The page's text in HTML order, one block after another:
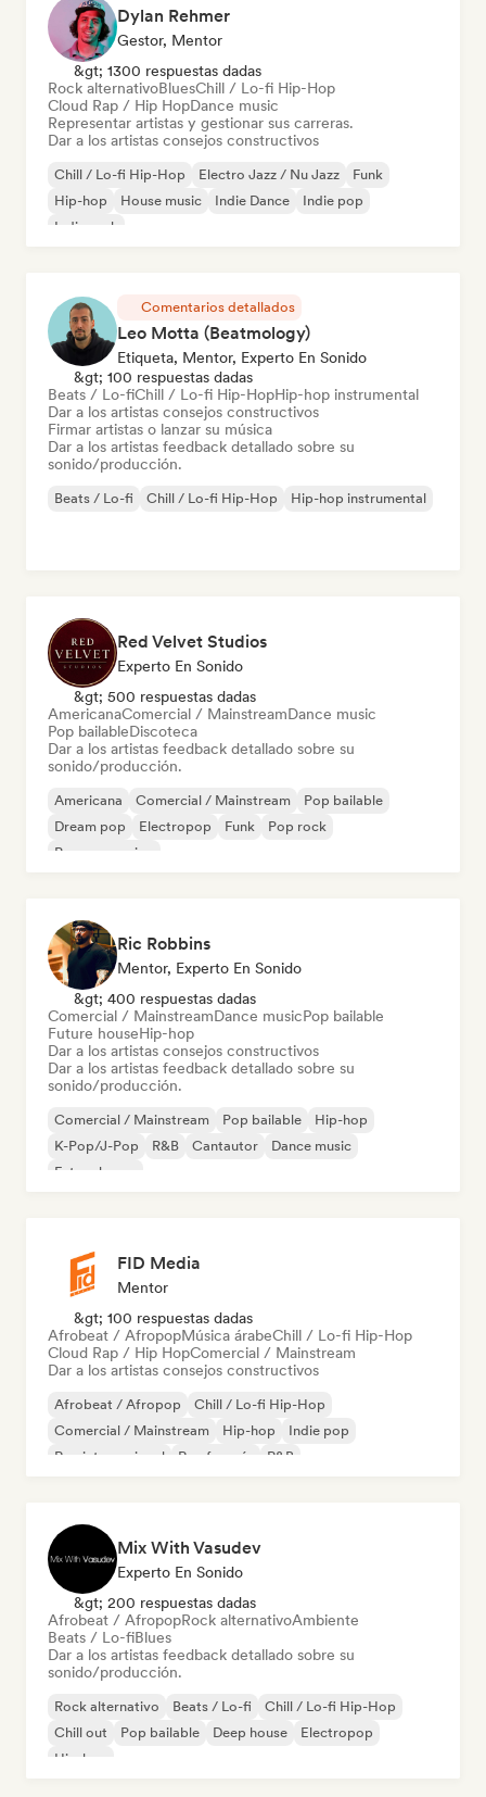
Dylan Rehmer
Gestor, Mentor
&gt; 1300 respuestas dadas
Rock alternativoBluesChill / Lo-fi Hip-Hop
Cloud Rap / Hip HopDance music
Representar artistas y gestionar sus carreras.
Dar a los artistas consejos constructivos
Chill / Lo-fi Hip-Hop Electro Jazz / Nu Jazz
Funk
Hip-hop
House music Indie Dance
Indie pop
Indie rock
Comentarios detallados
Leo Motta (Beatmology)
Etiqueta, Mentor, Experto En Sonido
&gt; 100 respuestas dadas
Beats / Lo-fiChill / Lo-fi Hip-HopHip-hop instrumental
Dar a los artistas consejos constructivos
Firmar artistas o lanzar su música
Dar a los artistas feedback detallado sobre su
sonido/producción.
Beats / Lo-fi Chill / Lo-fi Hip-Hop Hip-hop instrumental
Red Velvet Studios
Experto En Sonido
&gt; 500 respuestas dadas
AmericanaComercial / MainstreamDance music
Pop bailableDiscoteca
Dar a los artistas feedback detallado sobre su
sonido/producción.
Americana Comercial / Mainstream
Pop bailable
Dream pop
Electropop Funk
Pop rock
Pop progresivo
Ric Robbins
Mentor, Experto En Sonido
&gt; 400 respuestas dadas
Comercial / MainstreamDance musicPop bailable
Future houseHip-hop
Dar a los artistas consejos constructivos
Dar a los artistas feedback detallado sobre su
sonido/producción.
Comercial / Mainstream Pop bailable
Hip-hop
K-Pop/J-Pop
R&B Cantautor
Dance music
Future house
FID Media
Mentor
&gt; 100 respuestas dadas
Afrobeat / AfropopMúsica árabeChill / Lo-fi Hip-Hop
Cloud Rap / Hip HopComercial / Mainstream
Dar a los artistas consejos constructivos
Afrobeat / Afropop
Chill / Lo-fi Hip-Hop
Comercial / Mainstream
Hip-hop
Indie pop
Rap internacional
Rap francés R&B
Mix With Vasudev
Experto En Sonido
&gt; 200 respuestas dadas
Afrobeat / AfropopRock alternativoAmbiente
Beats / Lo-fiBlues
Dar a los artistas feedback detallado sobre su
sonido/producción.
Rock alternativo Beats / Lo-fi
Chill / Lo-fi Hip-Hop
Chill out
Pop bailable Deep house
Electropop
Hip-hop